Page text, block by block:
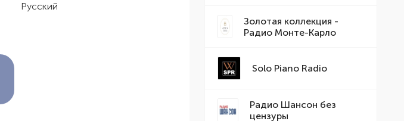
Русский
Золотая коллекция -
Радио Монте-Карло
Solo Piano Radio
Радио Шансон без
цензуры